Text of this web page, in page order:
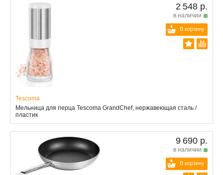
2 548 р.
в наличии
В корзину
Tescoma
Мельница для перца Tescoma GrandChef, нержавеющая сталь /
пластик
9 690 р.
в наличии
В корзину